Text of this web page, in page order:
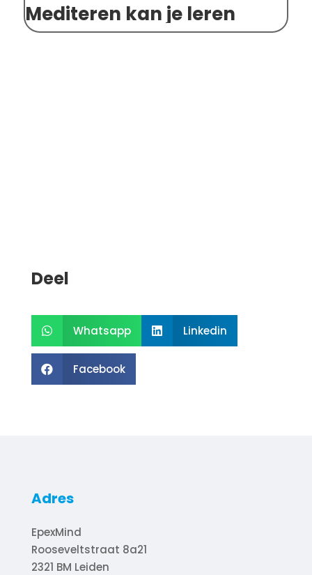
Mediteren kan je leren
Deel
 Whatsapp  Linkedin
 Facebook
Adres
EpexMind
Rooseveltstraat 8a21
2321 BM Leiden